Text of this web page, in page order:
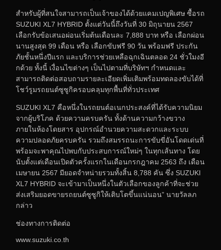
สำหรับผู้ที่สนใจสามารถเป็นเจ้าของได้ด้วยแคมเปญพิเศษ ซื้อรถ
SUZUKI XL7 HYBRID ตั้งแต่วันนี้ถึงวันที่ 30 มิถุนายน 2567
เลือกรับข้อเสนอผ่อนเริ่มต้นเดือนละ 7,888 บาท หรือ เลือกผ่อน
นานสูงสุด 99 เดือน หรือ เลือกขับฟรี 90 วัน พร้อมฟรี ประกัน
ภัยชั้นหนึ่งปีแรก และบริการช่วยเหลือฉุกเฉินตลอด 24 ชั่วใมงอี
กด้วย ทั้งนี้ เงื่อนไขต่างๆ เป็นไปตามที่บริษัทฯ กำหนดและ
สามารถติดต่อสอบถามรายละเอียดเพิ่มเติมพร้อมทดลองขับได้ที่
โชว์รูมรถยนต์ซูซูกิครอบคลุมทุกพื้นที่ทั่วประเทศ
SUZUKI XL7 คือหนึ่งในรถยนต์อเนกประสงค์ที่ได้รับความนิยม
จากผู้บริโภค ด้วยความครบครัน ทั้งด้านความกว้างขวาง
ภายในห้องโดยสาร อุปกรณ์อำนวยความสะดวกและระบบ
ความปลอดภัยครบครัน รวมถึงสมรรถนะการขับขี่อันโดดเด่นที่
พร้อมจะพาคุณไปพบกับประสบการณ์ใหม่ๆ ในทุกเส้นทาง โดย
นับตั้งแต่เดือนเปิดตัวครั้งแรกในเดือนกรกฎาคม 2563 ถึง เดือน
เมษายน 2567 มียอดจำหน่ายรวมทั้งสิ้น 8,788 คัน ซึ่ง SUZUKI
XL7 HYBRID จะเข้ามาเป็นหนึ่งในตัวเลือกของลูกค้าที่จะช่วย
ส่งเสริมยอดขายรถยนต์ซูซูกิให้เติบโตขึ้นแน่นอน” นายวัลลภ
กล่าว
ช่องทางการติดต่อ
www.suzuki.co.th